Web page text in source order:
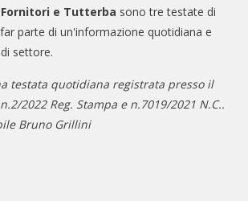
e Tutterba sono tre testate di
parte di un'informazione quotidiana e
settore.
testata quotidiana registrata presso il
2022 Reg. Stampa e n.7019/2021 N.C..
Bruno Grillini